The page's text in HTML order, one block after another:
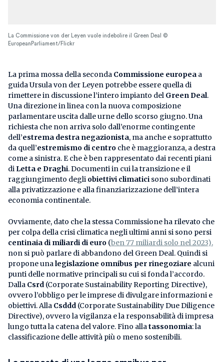
La Commissione von der Leyen vuole indebolire il Green Deal ©
EuropeanParliament/Flickr
La prima mossa della seconda Commissione europea a
guida Ursula von der Leyen potrebbe essere quella di
rimettere in discussione l’intero impianto del Green Deal.
Una direzione in linea con la nuova composizione
parlamentare uscita dalle urne dello scorso giugno. Una
richiesta che non arriva solo dall’enorme contingente
dell’estrema destra negazionista, ma anche e soprattutto
da quell’estremismo di centro che è maggioranza, a destra
come a sinistra. E che è ben rappresentato dai recenti piani
di Letta e Draghi. Documenti in cui la transizione e il
raggiungimento degli obiettivi climatici sono subordinati
alla privatizzazione e alla finanziarizzazione dell’intera
economia continentale.
Ovviamente, dato che la stessa Commissione ha rilevato che
per colpa della crisi climatica negli ultimi anni si sono persi
centinaia di miliardi di euro (ben 77 miliardi solo nel 2023),
non si può parlare di abbandono del Green Deal. Quindi si
propone unalegislazione omnibus per rinegoziare alcuni
punti delle normative principali su cui si fonda l’accordo.
Dalla Csrd (Corporate Sustainability Reporting Directive),
ovvero l’obbligo per le imprese di divulgare informazioni e
obiettivi. Alla Csddd (Corporate Sustainability Due Diligence
Directive), ovvero la vigilanza e la responsabilità di impresa
lungo tutta la catena del valore. Fino allatassonomia: la
classificazione delle attività più o meno sostenibili.